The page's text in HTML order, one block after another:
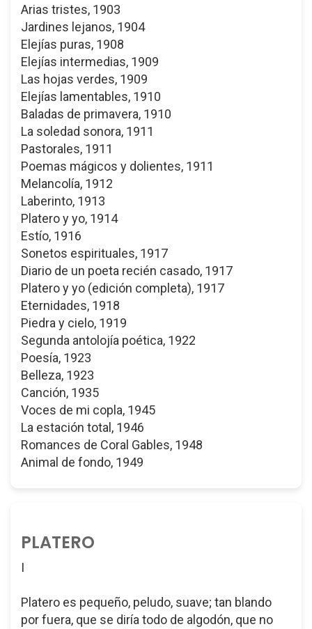
Arias tristes, 1903
Jardines lejanos, 1904
Elejías puras, 1908
Elejías intermedias, 1909
Las hojas verdes, 1909
Elejías lamentables, 1910
Baladas de primavera, 1910
La soledad sonora, 1911
Pastorales, 1911
Poemas mágicos y dolientes, 1911
Melancolía, 1912
Laberinto, 1913
Platero y yo, 1914
Estío, 1916
Sonetos espirituales, 1917
Diario de un poeta recién casado, 1917
Platero y yo (edición completa), 1917
Eternidades, 1918
Piedra y cielo, 1919
Segunda antolojía poética, 1922
Poesía, 1923
Belleza, 1923
Canción, 1935
Voces de mi copla, 1945
La estación total, 1946
Romances de Coral Gables, 1948
Animal de fondo, 1949
PLATERO
I
Platero es pequeño, peludo, suave; tan blando
por fuera, que se diría todo de algodón, que no